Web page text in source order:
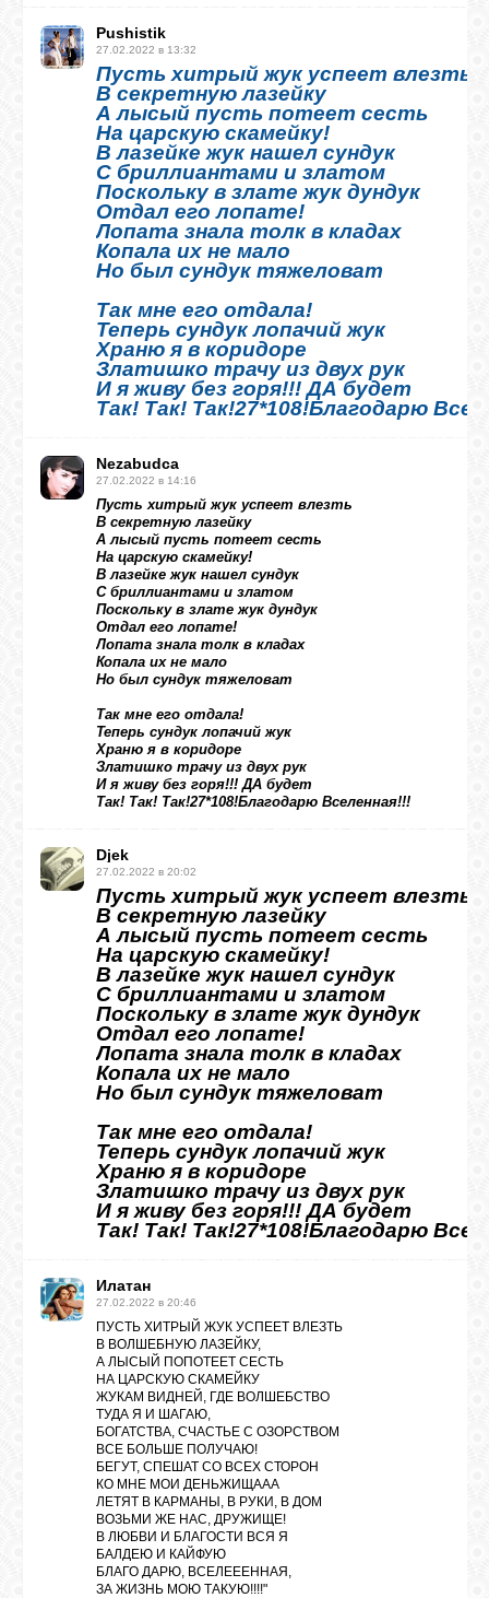
Pushistik
27.02.2022 в 13:32
Пусть хитрый жук успеет влезть
В секретную лазейку
А лысый пусть потеет сесть
На царскую скамейку!
В лазейке жук нашел сундук
С бриллиантами и златом
Поскольку в злате жук дундук
Отдал его лопате!
Лопата знала толк в кладах
Копала их не мало
Но был сундук тяжеловат
Так мне его отдала!
Теперь сундук лопачий жук
Храню я в коридоре
Златишко трачу из двух рук
И я живу без горя!!! ДА будет
Так! Так! Так!27*108!Благодарю
Nezabudca
27.02.2022 в 14:16
Пусть хитрый жук успеет влезть
В секретную лазейку
А лысый пусть потеет сесть
На царскую скамейку!
В лазейке жук нашел сундук
С бриллиантами и златом
Поскольку в злате жук дундук
Отдал его лопате!
Лопата знала толк в кладах
Копала их не мало
Но был сундук тяжеловат
Так мне его отдала!
Теперь сундук лопачий жук
Храню я в коридоре
Златишко трачу из двух рук
И я живу без горя!!! ДА будет
Так! Так! Так!27*108!Благодарю Вселенная!!!
Djek
27.02.2022 в 20:02
Пусть хитрый жук успеет влезть
В секретную лазейку
А лысый пусть потеет сесть
На царскую скамейку!
В лазейке жук нашел сундук
С бриллиантами и златом
Поскольку в злате жук дундук
Отдал его лопате!
Лопата знала толк в кладах
Копала их не мало
Но был сундук тяжеловат
Так мне его отдала!
Теперь сундук лопачий жук
Храню я в коридоре
Златишко трачу из двух рук
И я живу без горя!!! ДА будет
Так! Так! Так!27*108!Благодарю
Илатан
27.02.2022 в 20:46
ПУСТЬ ХИТРЫЙ ЖУК УСПЕЕТ ВЛЕЗТЬ
В ВОЛШЕБНУЮ ЛАЗЕЙКУ,
А ЛЫСЫЙ ПОПОТЕЕТ СЕСТЬ
НА ЦАРСКУЮ СКАМЕЙКУ
ЖУКАМ ВИДНЕЙ, ГДЕ ВОЛШЕБСТВО
ТУДА Я И ШАГАЮ,
БОГАТСТВА, СЧАСТЬЕ С ОЗОРСТВОМ
ВСЕ БОЛЬШЕ ПОЛУЧАЮ!
БЕГУТ, СПЕШАТ СО ВСЕХ СТОРОН
КО МНЕ МОИ ДЕНЬЖИЩААА
ЛЕТЯТ В КАРМАНЫ, В РУКИ, В ДОМ
ВОЗЬМИ ЖЕ НАС, ДРУЖИЩЕ!
В ЛЮБВИ И БЛАГОСТИ ВСЯ Я
БАЛДЕЮ И КАЙФУЮ
БЛАГО ДАРЮ, ВСЕЛЕЕЕННАЯ,
ЗА ЖИЗНЬ МОЮ ТАКУЮ!!!!"